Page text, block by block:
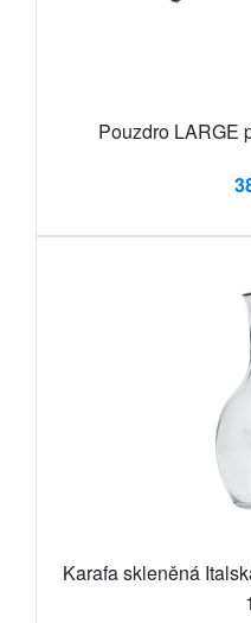
Pouzdro LARGE
Karafa skleněná